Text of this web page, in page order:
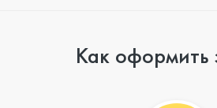
Как оформить